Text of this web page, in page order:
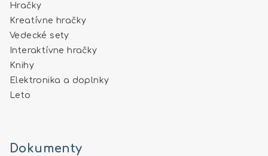
Hračky
Kreatívne hračky
Vedecké sety
Interaktívne hračky
Knihy
Elektronika a doplnky
Leto
Dokumenty